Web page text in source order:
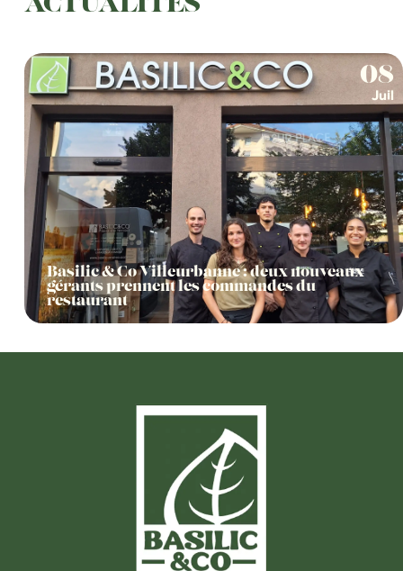
08
Juil
Basilic & Co Villeurbanne : deux nouveaux
gérants prennent les commandes du
restaurant